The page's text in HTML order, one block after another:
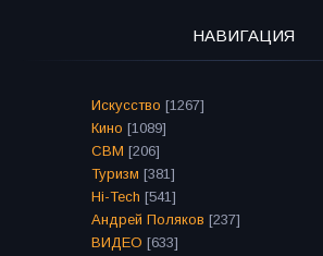
НАВИГАЦИЯ
Искусство [1267]
Кино [1089]
СВМ [206]
Туризм [381]
Hi-Tech [541]
Андрей Поляков [237]
ВИДЕО [633]